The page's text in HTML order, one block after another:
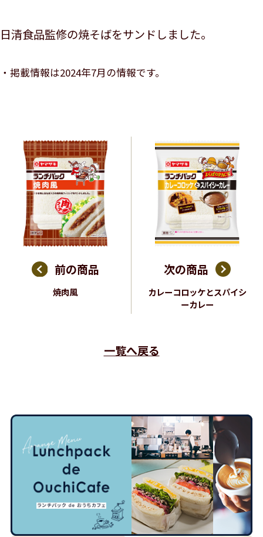
日清食品監修の焼そばをサンドしました。
掲載情報は2024年7月の情報です。
前の商品
焼肉風
一覧へ戻る
次の商品
カレーコロッケとスパイシ
ーカレー